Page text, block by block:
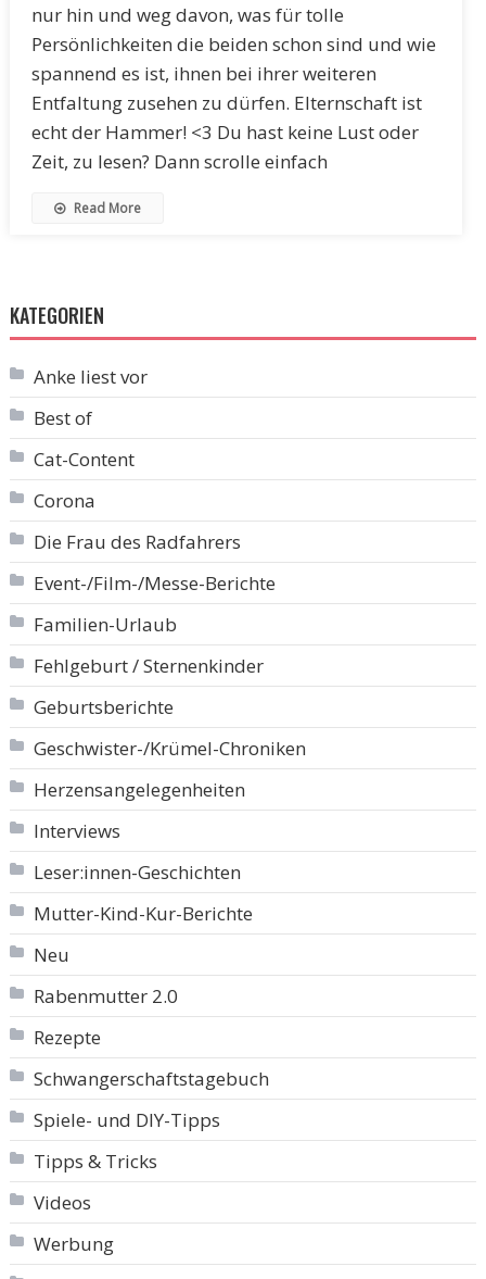
nur hin und weg davon, was für tolle
Persönlichkeiten die beiden schon sind und wie
spannend es ist, ihnen bei ihrer weiteren
Entfaltung zusehen zu dürfen. Elternschaft ist
echt der Hammer! <3 Du hast keine Lust oder
Zeit, zu lesen? Dann scrolle einfach
Read More
KATEGORIEN
Anke liest vor
Best of
Cat-Content
Corona
Die Frau des Radfahrers
Event-/Film-/Messe-Berichte
Familien-Urlaub
Fehlgeburt / Sternenkinder
Geburtsberichte
Geschwister-/Krümel-Chroniken
Herzensangelegenheiten
Interviews
Leser:innen-Geschichten
Mutter-Kind-Kur-Berichte
Neu
Rabenmutter 2.0
Rezepte
Schwangerschaftstagebuch
Spiele- und DIY-Tipps
Tipps & Tricks
Videos
Werbung